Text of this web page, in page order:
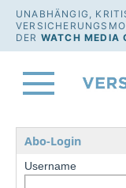
UNABHÄNGIG,
DER WATCH MEDIA
Abo-Login
Username